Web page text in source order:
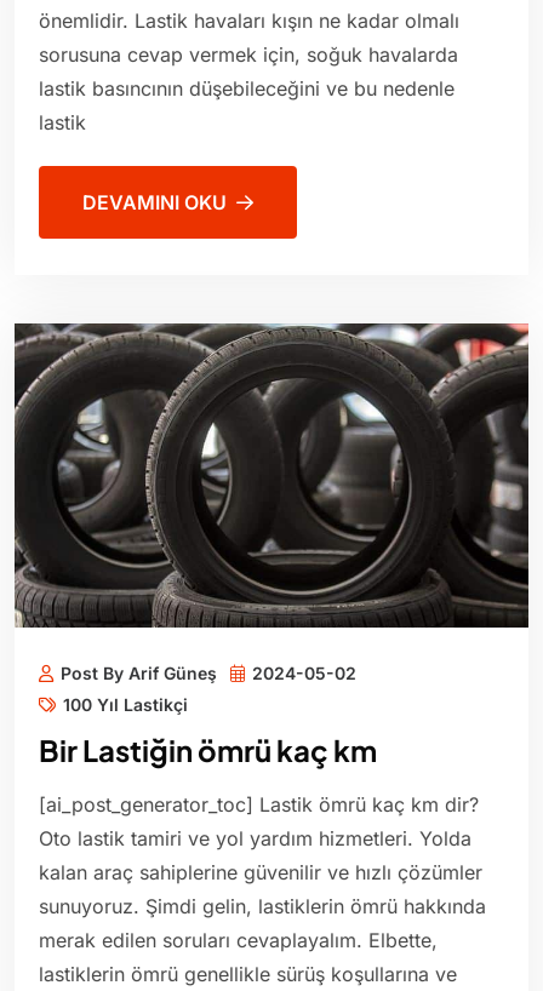
önemlidir. Lastik havaları kışın ne kadar olmalı
sorusuna cevap vermek için, soğuk havalarda
lastik basıncının düşebileceğini ve bu nedenle
lastik
DEVAMINI OKU
Post By Arif Güneş
2024-05-02
100 Yıl Lastikçi
Bir Lastiğin ömrü kaç km
[ai_post_generator_toc] Lastik ömrü kaç km dir?
Oto lastik tamiri ve yol yardım hizmetleri. Yolda
kalan araç sahiplerine güvenilir ve hızlı çözümler
sunuyoruz. Şimdi gelin, lastiklerin ömrü hakkında
merak edilen soruları cevaplayalım. Elbette,
lastiklerin ömrü genellikle sürüş koşullarına ve